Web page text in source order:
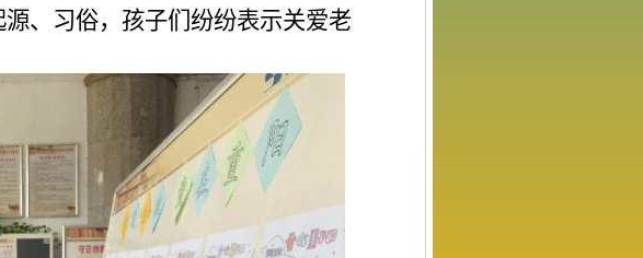
、习俗，孩子们纷纷表示关爱老